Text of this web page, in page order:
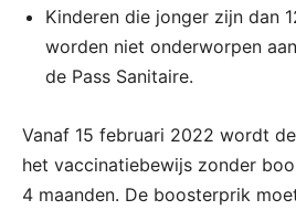
Kinderen die jonger zijn dan
worden niet onderworpen
de Pass Sanitaire.
Vanaf 15 februari 2022 wordt
het vaccinatiebewijs zonder
4 maanden. De boosterprik